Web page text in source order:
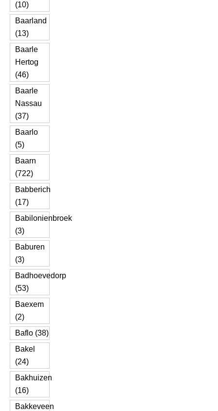
(10)
Baarland
(13)
Baarle
Hertog
(46)
Baarle
Nassau
(37)
Baarlo
(5)
Baarn
(722)
Babberich
(17)
Babilonienbroek
(3)
Baburen
(3)
Badhoevedorp
(53)
Baexem
(2)
Baflo (38)
Bakel
(24)
Bakhuizen
(16)
Bakkeveen